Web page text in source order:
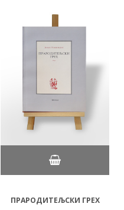
ПРАРОДИТЕЉСКИ ГРЕХ